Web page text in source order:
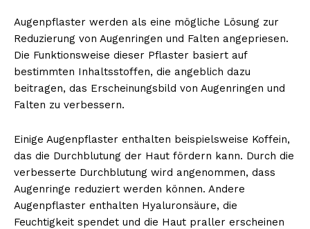
Augenpflaster werden als eine mögliche Lösung zur
Reduzierung von Augenringen und Falten angepriesen.
Die Funktionsweise dieser Pflaster basiert auf
bestimmten Inhaltsstoffen, die angeblich dazu
beitragen, das Erscheinungsbild von Augenringen und
Falten zu verbessern.
Einige Augenpflaster enthalten beispielsweise Koffein,
das die Durchblutung der Haut fördern kann. Durch die
verbesserte Durchblutung wird angenommen, dass
Augenringe reduziert werden können. Andere
Augenpflaster enthalten Hyaluronsäure, die
Feuchtigkeit spendet und die Haut praller erscheinen